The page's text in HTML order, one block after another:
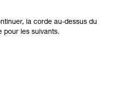
la corde au-dessus du
pour les suivants.